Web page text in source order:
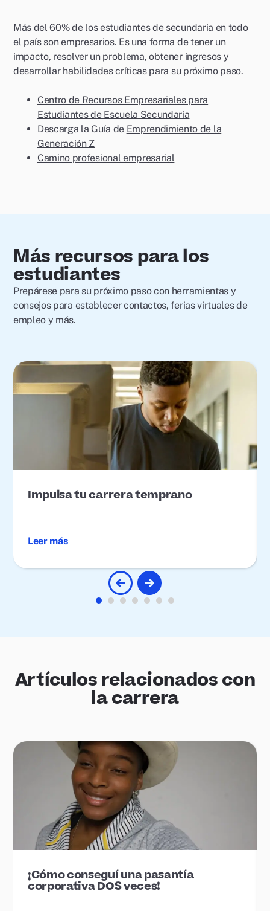
Más del 60% de los estudiantes de secundaria en todo
el país son empresarios. Es una forma de tener un
impacto, resolver un problema, obtener ingresos y
desarrollar habilidades críticas para su próximo paso.
Centro de Recursos Empresariales para
Estudiantes de Escuela Secundaria
Descarga la Guía de Emprendimiento de la
Generación Z
Camino profesional empresarial
Más recursos para los
estudiantes
Prepárese para su próximo paso con herramientas y
consejos para establecer contactos, ferias virtuales de
empleo y más.
Impulsa tu carrera temprano
Leer más
Artículos relacionados con
la carrera
¡Cómo conseguí una pasantía
corporativa DOS veces!